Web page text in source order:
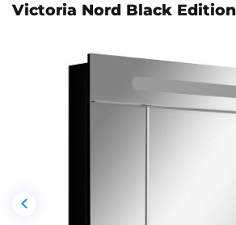
Victoria Nord Black